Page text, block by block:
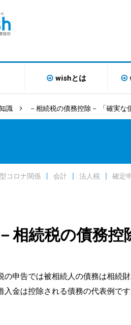
wishとは
識 －相続税の債務控除－ 「確実な
コロナ関係 会計 法人税 確定
－相続税の債務控
の申告では被相続人の債務は相続
入金は控除される債務の代表例で